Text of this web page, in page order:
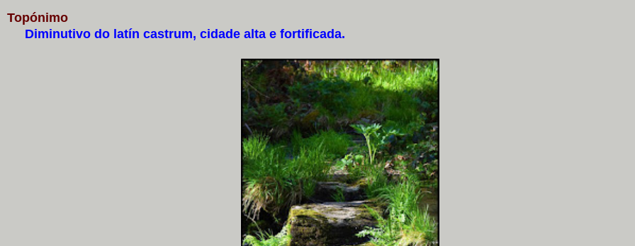
Topónimo
Diminutivo do latín castrum, cidade alta e fortificada.